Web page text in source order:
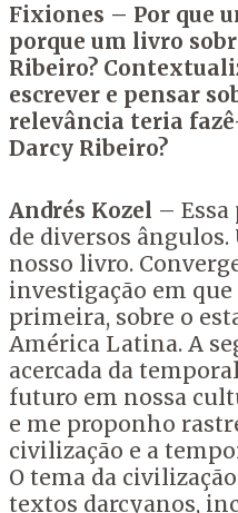
Fixiones – Por que
porque um livro
Ribeiro?
escrever e pensar
relevância teria
Darcy Ribeiro?
Andrés Kozel –
de diversos
nosso livro.
investigação em
primeira, sobre o
América Latina. A
acercada da
futuro em nossa
e me proponho
civilização e a
O tema da
textos darcyanos,